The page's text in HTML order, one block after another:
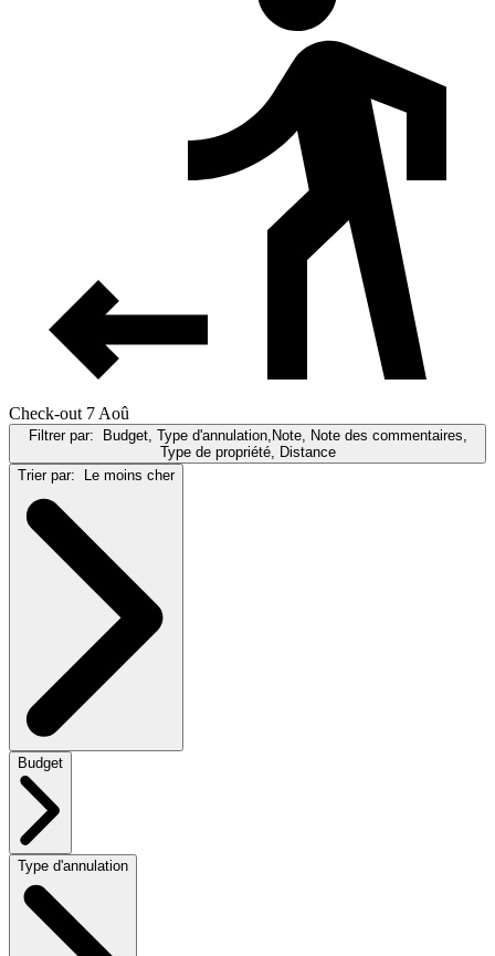
Check-out 7 Aoû
Filtrer par: Budget, Type d'annulation,Note, Note des commentaires,
Type de propriété, Distance
Trier par: Le moins cher
Budget
Type d'annulation